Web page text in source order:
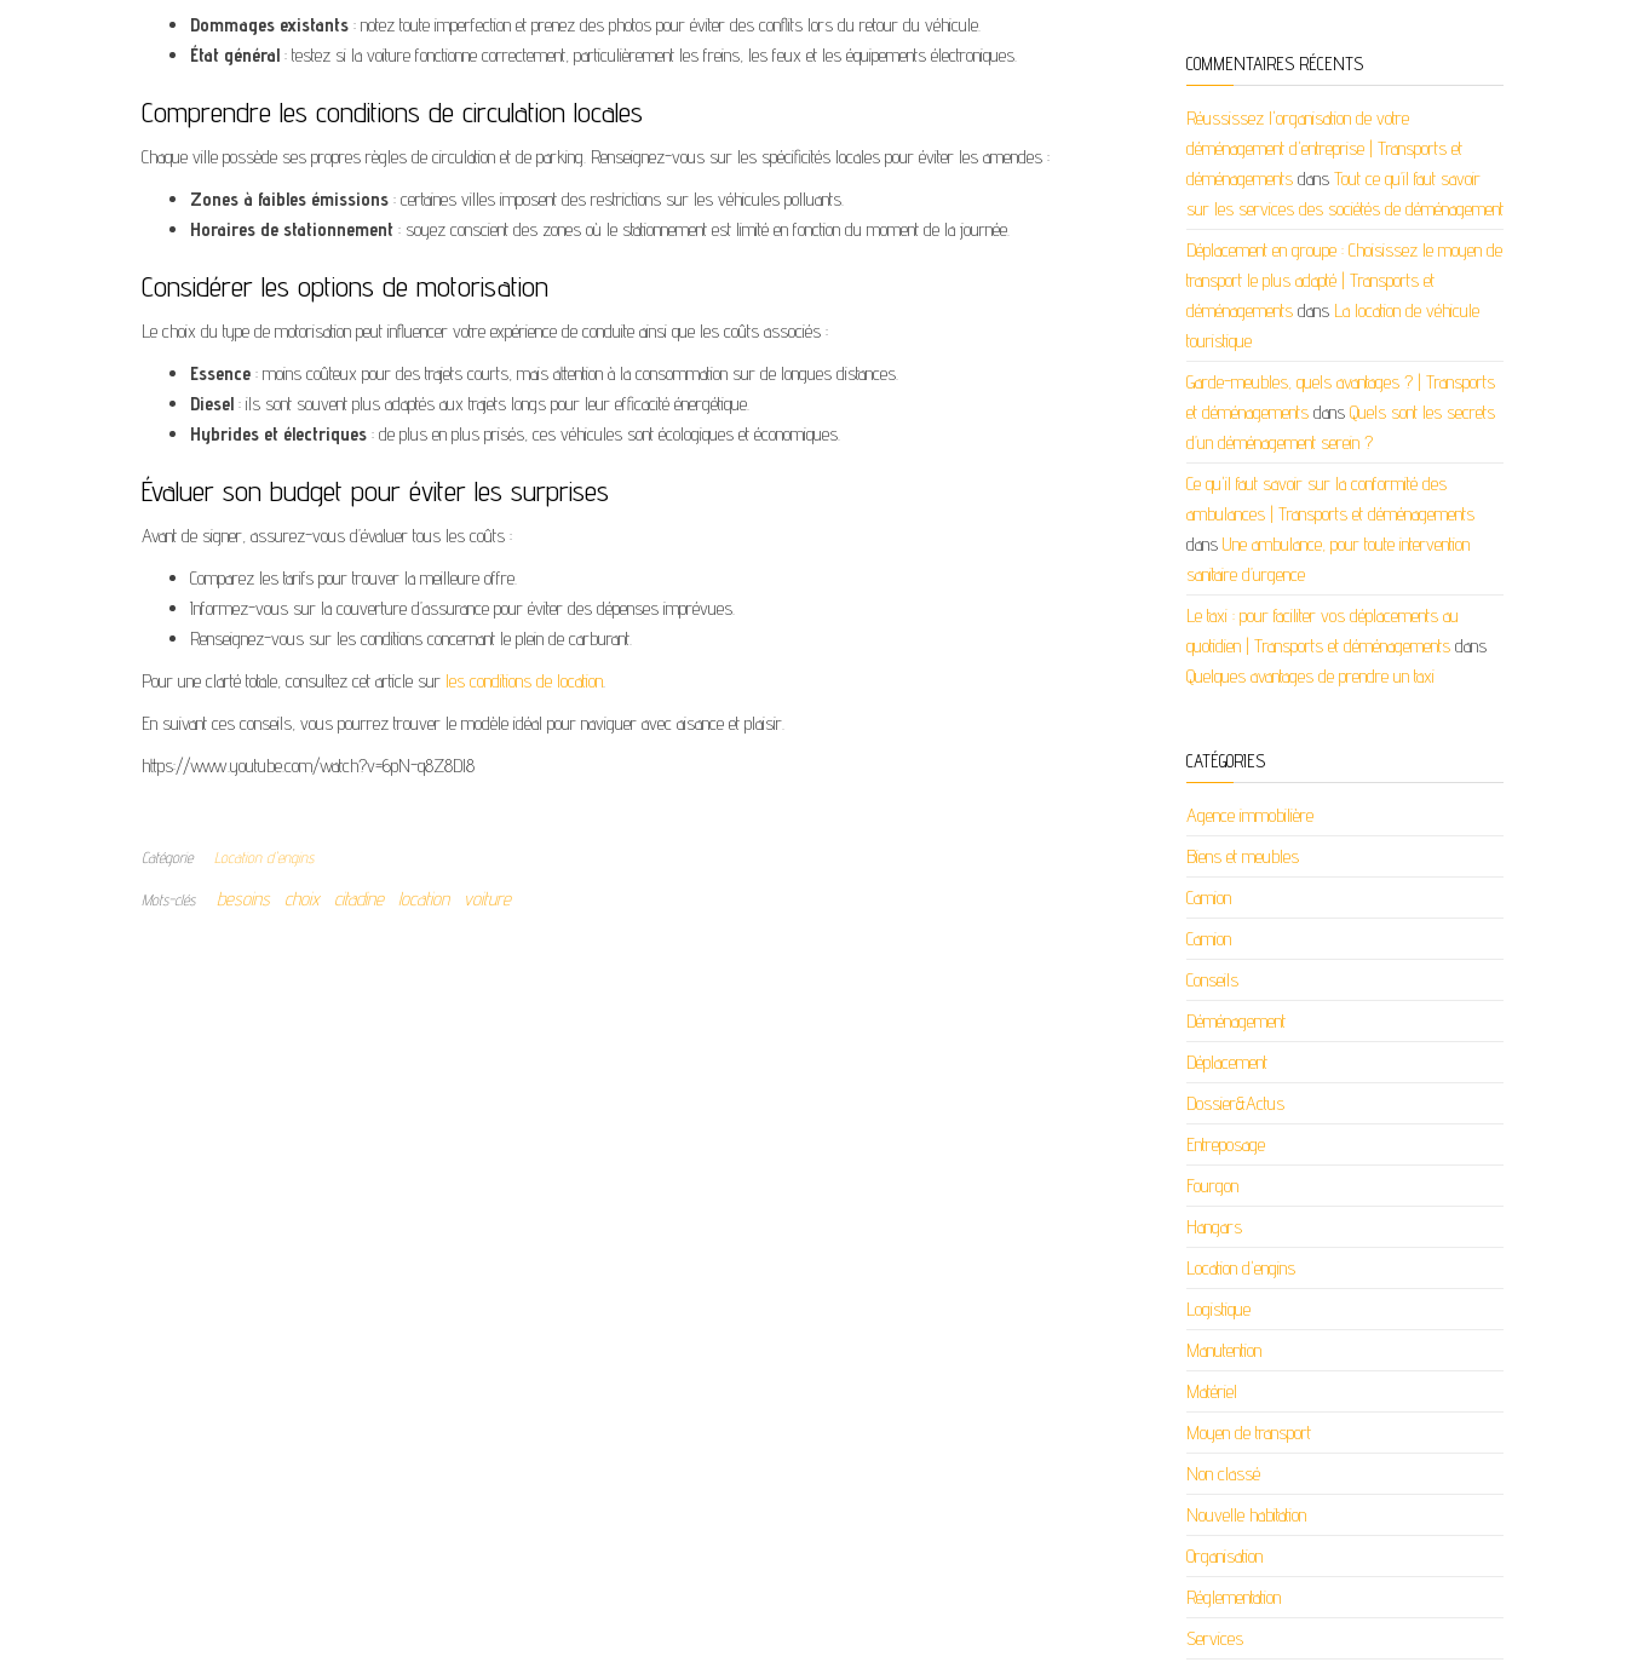
Dommages existants : notez toute imperfection et prenez des photos pour éviter des conflits lors du retour du véhicule.
État général : testez si la voiture fonctionne correctement, particulièrement les freins, les feux et les équipements électroniques.
Comprendre les conditions de circulation locales
Chaque ville possède ses propres règles de circulation et de parking. Renseignez-vous sur les spécificités locales pour éviter les amendes :
Zones à faibles émissions : certaines villes imposent des restrictions sur les véhicules polluants.
Horaires de stationnement : soyez conscient des zones où le stationnement est limité en fonction du moment de la journée.
Considérer les options de motorisation
Le choix du type de motorisation peut influencer votre expérience de conduite ainsi que les coûts associés :
Essence : moins coûteux pour des trajets courts, mais attention à la consommation sur de longues distances.
Diesel : ils sont souvent plus adaptés aux trajets longs pour leur efficacité énergétique.
Hybrides et électriques : de plus en plus prisés, ces véhicules sont écologiques et économiques.
Évaluer son budget pour éviter les surprises
Avant de signer, assurez-vous d’évaluer tous les coûts :
Comparez les tarifs pour trouver la meilleure offre.
Informez-vous sur la couverture d’assurance pour éviter des dépenses imprévues.
Renseignez-vous sur les conditions concernant le plein de carburant.
Pour une clarté totale, consultez cet article sur les conditions de location
En suivant ces conseils, vous pourrez trouver le modèle idéal pour naviguer avec aisance et plaisir.
https://www.youtube.com/watch?v=6pN-q8Z8Dl8
Catégorie Location d'engins
Mots-clés besoins choix citadine location voiture
COMMENTAIRES RÉCENTS
Réussissez l'organisation de votre
déménagement d'entreprise | Transports et
déménagementsdans Tout ce qu’il faut savoir
sur les services des sociétés de déménagement
Déplacement en groupe : Choisissez le moyen de
transport le plus adapté | Transports et
déménagementsdans La location de véhicule
touristique
Garde-meubles, quels avantages ? | Transports
et déménagementsdans Quels sont les secrets
d’un déménagement serein ?
Ce qu'il faut savoir sur la conformité des
ambulances | Transports et déménagements
dans Une ambulance, pour toute intervention
sanitaire d’urgence
Le taxi : pour faciliter vos déplacements au
quotidien | Transports et déménagementsdans
Quelques avantages de prendre un taxi
CATÉGORIES
Agence immobilière
Biens et meubles
Camion
Camion
Conseils
Déménagement
Déplacement
Dossier&Actus
Entreposage
Fourgon
Hangars
Location d'engins
Logistique
Manutention
Matériel
Moyen de transport
Non classé
Nouvelle habitation
Organisation
Réglementation
Services